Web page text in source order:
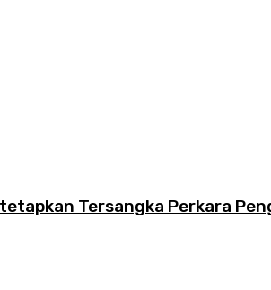
Tersangka Perkara